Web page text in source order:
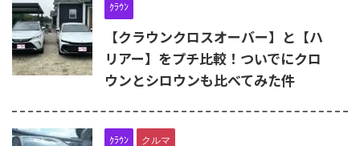
ｸﾗｳﾝ
【クラウンクロスオーバー】と【ハ
リアー】をプチ比較！ついでにクロ
ウンとシロウンも比べてみた件
ｸﾗｳﾝ クルマ